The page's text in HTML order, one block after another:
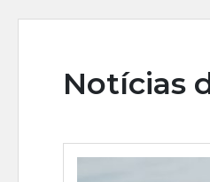
Notícias